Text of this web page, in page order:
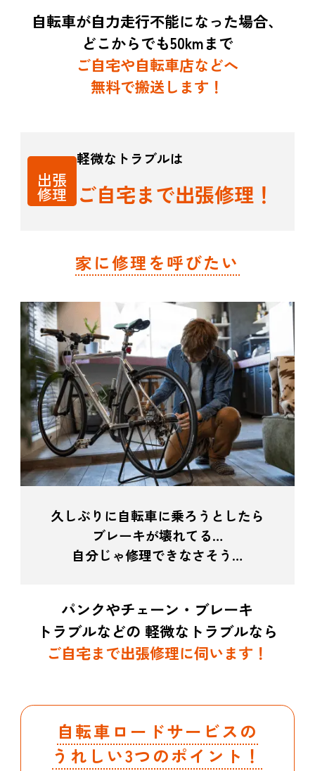
自転車が自力走行不能になった場合、
どこからでも50kmまで
ご自宅や自転車店などへ
無料で搬送します！
出張
修理
軽微なトラブルは
ご自宅まで出張修理！
家に修理を呼びたい
久しぶりに自転車に乗ろうとしたら
ブレーキが壊れてる…
自分じゃ修理できなさそう…
パンクやチェーン・ブレーキ
トラブルなどの 軽微なトラブルなら
ご自宅まで出張修理に伺います！
自転車ロードサービスの
うれしい3つのポイント！